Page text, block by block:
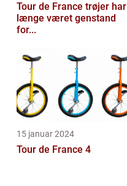
Tour de France trøjer har
længe været genstand
for...
15 januar 2024
Tour de France 4